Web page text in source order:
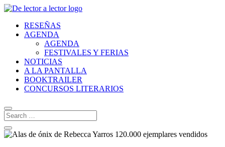
RESEÑAS
AGENDA
AGENDA
FESTIVALES Y FERIAS
NOTICIAS
A LA PANTALLA
BOOKTRAILER
CONCURSOS LITERARIOS